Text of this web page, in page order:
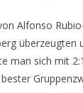
Alfonso
überzeugten
man sich mit